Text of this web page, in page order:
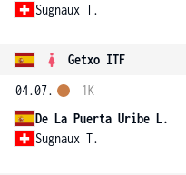
Sugnaux T.
Getxo ITF
04.07.
De La Puerta Uribe L.
Sugnaux T.
1K